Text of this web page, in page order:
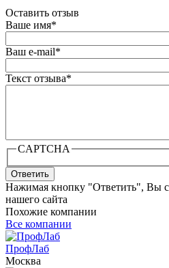
Оставить отзыв
Ваше имя*
Ваш e-mail*
Текст отзыва*
CAPTCHA
Ответить
Нажимая кнопку "Ответить", Вы
нашего сайта
Похожие компании
Все компании
ПрофЛаб
Москва